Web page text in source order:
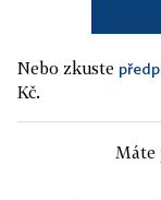
Nebo zkuste
Kč.
Máte